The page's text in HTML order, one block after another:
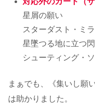
星屑の願い
スターダスト・ミ
星墜つる地に立つ閃
シューティング・
まぁでも、《集いし願
は助かりました。